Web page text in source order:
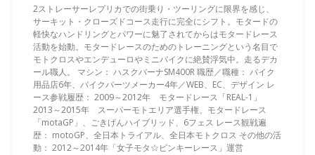
2ストレーサーレプリカでの街乗り・ツーリングに限界を感じ、
サーキット・クローズドコース走行に完全にシフト。モタードの
軽快なハンドリングとパワーに魅了されてからはモタードレース
活動を始動。モタードレースのためのトレーニングという名目で
モトクロスやエンデューロやミニバイクに絶賛浮気中。走るデカ
ール職人。 マシン： ハスクバーナSM400R 職歴／職種： バイク
用品店6年、バイクパーツメーカー4年／WEB、EC、デザイン レ
ース参戦履歴： 2009～2012年 モタードレース「REAL-1」
2013～2015年 スーパーモトエリア選手権、モタードレース
「motaGP」、ごきげんハイブリッド、6フェス レース観戦遍
歴： motoGP、全日本トライアル、全日本モトクロス その他の活
動： 2012～2014年「女子モタ☆ピンキーレース」運営